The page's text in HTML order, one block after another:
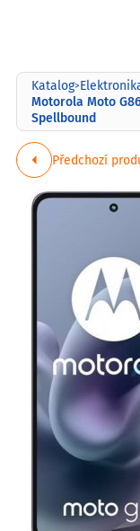
Katalog>
Motorola Moto
Spellbound
Předchozí